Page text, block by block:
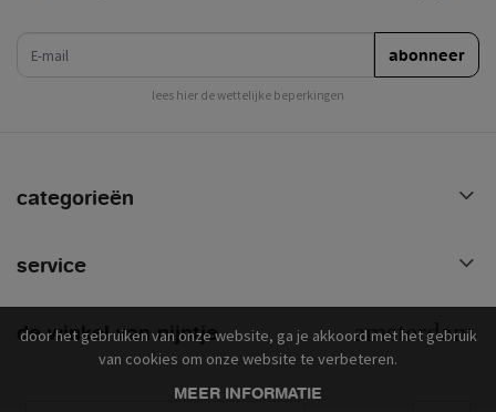
abonneer
lees hier de wettelijke beperkingen
categorieën
service
de winkel van nijntje
door het gebruiken van onze website, ga je akkoord met het gebruik
van cookies om onze website te verbeteren.
MEER INFORMATIE